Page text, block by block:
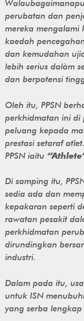
perubatan dan
mereka mengalami
kaedah
dan kemudahan
lebih serius dalàm
dan berpotensi
Oleh itu, PPSN
perkhidmatan ini di
peluang kepada
prestasi setaraf
PPSN iaitu
Di samping itu,
sedia ada dan
kepakaran seperti
rawatan pesakit
perkhidmatan
dirundingkan
industri.
Dalam pada itu,
untuk ISN
yang serba